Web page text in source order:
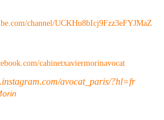
channel/UCKHu8bIcj9Fzz3eFYJMaZ
cabinetxaviermorinavocat
avocat_paris/?hl=fr